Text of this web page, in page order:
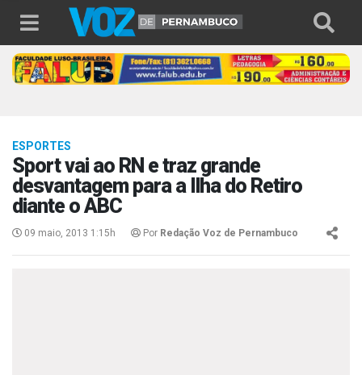
ESPORTES
Sport vai ao RN e traz grande
desvantagem para a Ilha do Retiro
diante o ABC
09 maio, 2013 1:15h Por Redação Voz de Pernambuco